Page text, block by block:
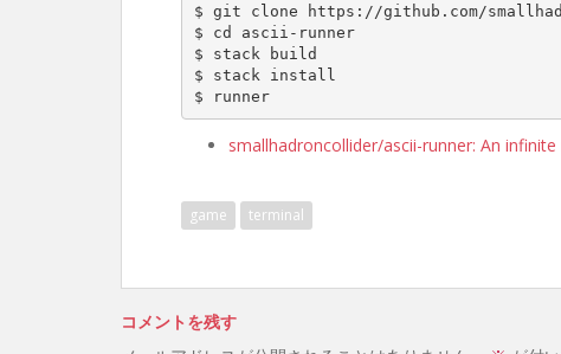
$ git clone
https://github.com/
$ cd ascii-runner
$ stack build
$ stack install
$ runner
smallhadroncollider/ascii-runner: An
game terminal
コメントを残す